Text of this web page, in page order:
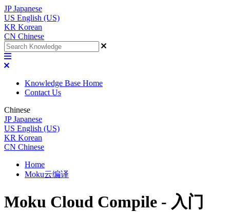
JP Japanese
US English (US)
KR Korean
CN Chinese
Knowledge Base Home
Contact Us
Chinese
JP Japanese
US English (US)
KR Korean
CN Chinese
Home
Moku云编译
Moku Cloud Compile - 入门